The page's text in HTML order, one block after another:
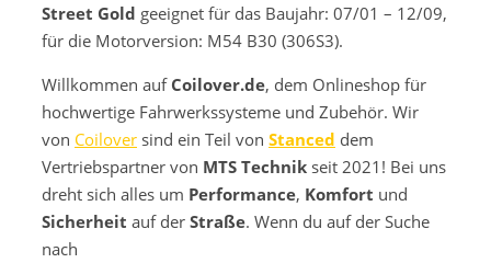
Street Gold geeignet für das Baujahr: 07/01 – 12/09,
für die Motorversion: M54 B30 (306S3).
Willkommen auf Coilover.de, dem Onlineshop für
hochwertige Fahrwerkssysteme und Zubehör. Wir
von Coilover sind ein Teil von Stanced dem
Vertriebspartner von MTS Technik seit 2021! Bei uns
dreht sich alles um Performance, Komfort und
Sicherheit auf der Straße. Wenn du auf der Suche
nach